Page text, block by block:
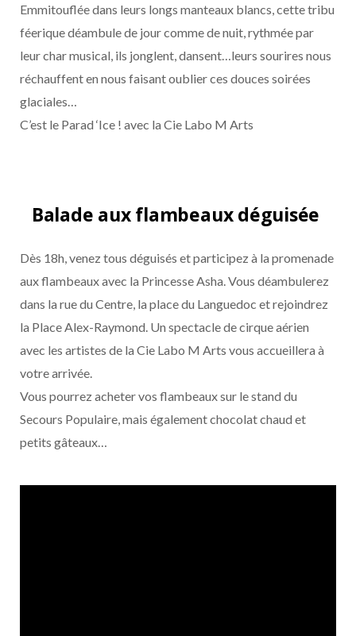
Emmitouflée dans leurs longs manteaux blancs, cette tribu
féerique déambule de jour comme de nuit, rythmée par
leur char musical, ils jonglent, dansent…leurs sourires nous
réchauffent en nous faisant oublier ces douces soirées
glaciales…
C’est le Parad ‘Ice ! avec la Cie Labo M Arts
Balade aux flambeaux déguisée
Dès 18h, venez tous déguisés et participez à la promenade
aux flambeaux avec la Princesse Asha. Vous déambulerez
dans la rue du Centre, la place du Languedoc et rejoindrez
la Place Alex-Raymond. Un spectacle de cirque aérien
avec les artistes de la Cie Labo M Arts vous accueillera à
votre arrivée.
Vous pourrez acheter vos flambeaux sur le stand du
Secours Populaire, mais également chocolat chaud et
petits gâteaux…